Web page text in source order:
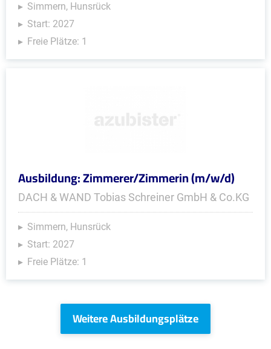
Simmern, Hunsrück
Start: 2027
Freie Plätze: 1
Ausbildung: Zimmerer/Zimmerin (m/w/d)
DACH & WAND Tobias Schreiner GmbH & Co.KG
Simmern, Hunsrück
Start: 2027
Freie Plätze: 1
Weitere Ausbildungsplätze